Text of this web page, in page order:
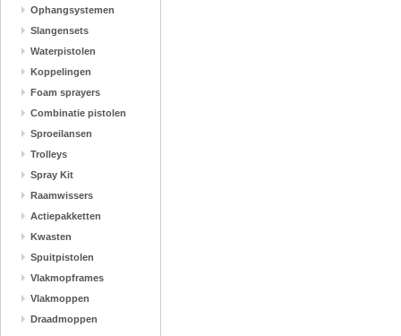
Ophangsystemen
Slangensets
Waterpistolen
Koppelingen
Foam sprayers
Combinatie pistolen
Sproeilansen
Trolleys
Spray Kit
Raamwissers
Actiepakketten
Kwasten
Spuitpistolen
Vlakmopframes
Vlakmoppen
Draadmoppen